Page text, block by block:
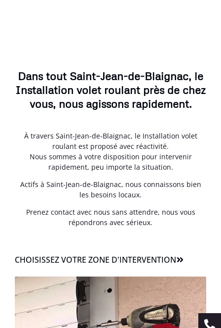
Dans tout Saint-Jean-de-Blaignac, le
Installation volet roulant près de chez
vous, nous agissons rapidement.
À travers Saint-Jean-de-Blaignac, le Installation volet
roulant est proposé avec réactivité.
Nous sommes à votre disposition pour intervenir
rapidement, peu importe la situation.
Actifs à Saint-Jean-de-Blaignac, nous connaissons bien
les besoins locaux.
Prenez contact avec nous sans attendre, nous vous
répondrons avec sérieux.
CHOISISSEZ VOTRE ZONE D'INTERVENTION